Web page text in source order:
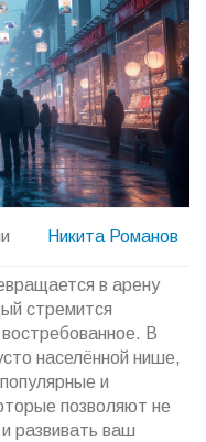
Никита Романов
в арену
стремится
В
населённой нише,
и
позволяют не
развивать ваш